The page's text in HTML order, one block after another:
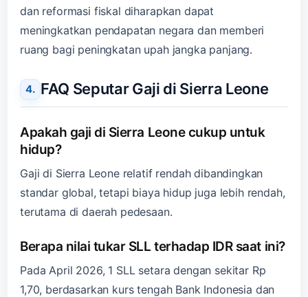
dan reformasi fiskal diharapkan dapat
meningkatkan pendapatan negara dan memberi
ruang bagi peningkatan upah jangka panjang.
FAQ Seputar Gaji di Sierra Leone
Apakah gaji di Sierra Leone cukup untuk
hidup?
Gaji di Sierra Leone relatif rendah dibandingkan
standar global, tetapi biaya hidup juga lebih rendah,
terutama di daerah pedesaan.
Berapa nilai tukar SLL terhadap IDR saat ini?
Pada April 2026, 1 SLL setara dengan sekitar Rp
1,70, berdasarkan kurs tengah Bank Indonesia dan